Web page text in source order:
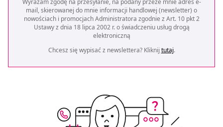
Wyrażam zgodę na przesyłanie, na podany przeze mnie adres e-
mail, skierowanej do mnie informacji handlowej (newsletter) o
nowościach i promocjach Administratora zgodnie z Art. 10 pkt 2
Ustawy z dnia 18 lipca 2002 r. o świadczeniu usług drogą
elektroniczną
Chcesz się wypisać z newslettera? Kliknij tutaj.